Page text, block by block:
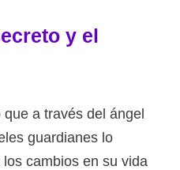
y el
a través del ángel
guardianes lo
cambios en su vida